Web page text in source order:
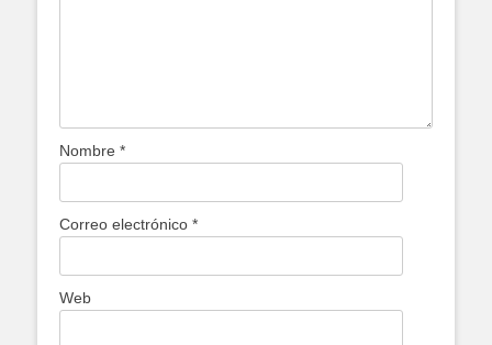
Nombre *
Correo electrónico *
Web